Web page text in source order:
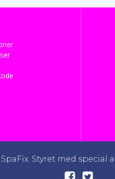
Styret med special